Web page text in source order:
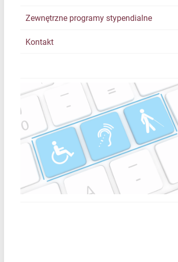
Zewnętrzne programy stypendialne
Kontakt